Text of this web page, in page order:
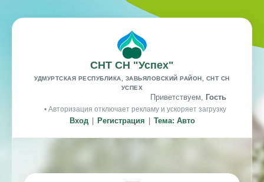
СНТ СН "Успех"
УДМУРТСКАЯ РЕСПУБЛИКА, ЗАВЬЯЛОВСКИЙ РАЙОН, СНТ СН
УСПЕХ
Приветствуем, Гость
• Авторизация отключает рекламу и ускоряет загрузку
Вход Регистрация Тема: Авто